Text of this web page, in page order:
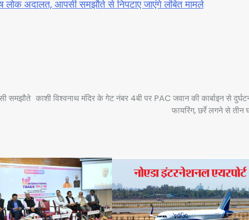
अदालत, आपसी समझौते से निपटाए जाएंगे लंबित मामले
समझौते काशी विश्वनाथ मंदिर के गेट नंबर 4बी पर PAC जवान की कार्बाइन से
फायरिंग, छर्रे लगने से तीन